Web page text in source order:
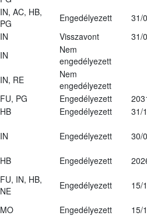
IN, AC, HB,
PG
Engedélyezett
31/
IN Visszavont
31/
IN
Nem
engedélyezett
IN, RE
Nem
engedélyezett
FU, PG Engedélyezett
HB Engedélyezett
31/
IN Engedélyezett 30/
HB Engedélyezett
FU, IN, HB,
NE
Engedélyezett 15/
MO Engedélyezett
15/